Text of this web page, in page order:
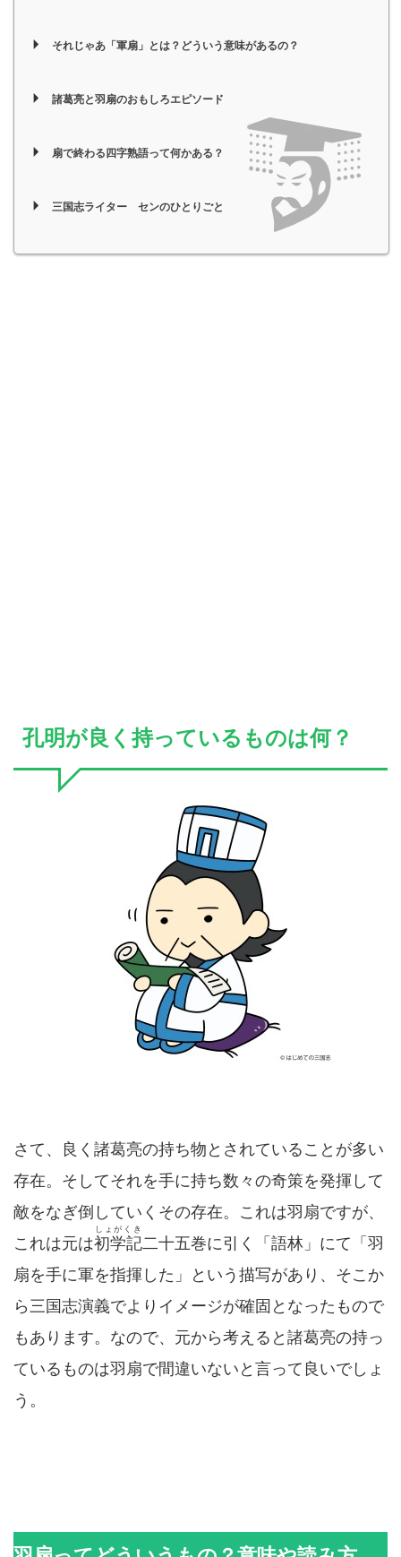
それじゃあ「軍扇」とは？どういう意味があるの？
諸葛亮と羽扇のおもしろエピソード
扇で終わる四字熟語って何かある？
三国志ライター センのひとりごと
孔明が良く持っているものは何？
さて、良く諸葛亮の持ち物とされていることが多い
存在。そしてそれを手に持ち数々の奇策を発揮して
敵をなぎ倒していくその存在。これは羽扇ですが、
これは元は初学記
しょがくき
二十五巻に引く「語林」にて「羽
扇を手に軍を指揮した」という描写があり、そこか
ら三国志演義でよりイメージが確固となったもので
もあります。なので、元から考えると諸葛亮の持っ
ているものは羽扇で間違いないと言って良いでしょ
う。